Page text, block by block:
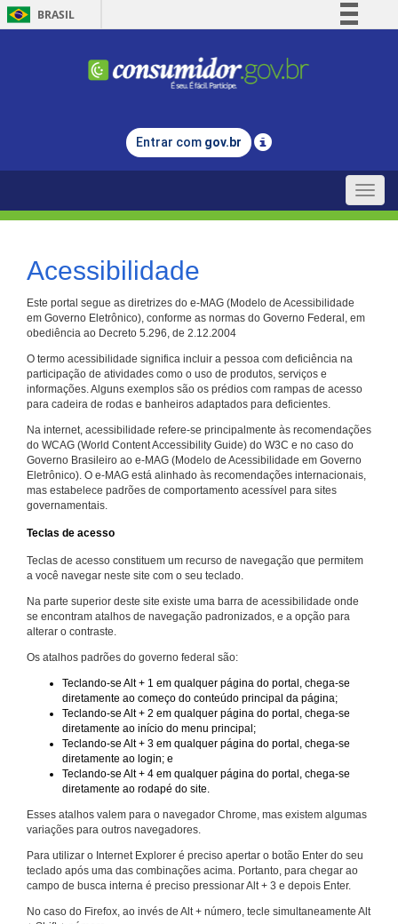
BRASIL
Comunica BR
Legislação
Entrar com gov.br
Toggle
Acessibilidade
Este portal segue as diretrizes do e-MAG (Modelo de Acessibilidade
em Governo Eletrônico), conforme as normas do Governo Federal, em
obediência ao Decreto 5.296, de 2.12.2004
O termo acessibilidade significa incluir a pessoa com deficiência na
participação de atividades como o uso de produtos, serviços e
informações. Alguns exemplos são os prédios com rampas de acesso
para cadeira de rodas e banheiros adaptados para deficientes.
Na internet, acessibilidade refere-se principalmente às recomendações
do WCAG (World Content Accessibility Guide) do W3C e no caso do
Governo Brasileiro ao e-MAG (Modelo de Acessibilidade em Governo
Eletrônico). O e-MAG está alinhado às recomendações internacionais,
mas estabelece padrões de comportamento acessível para sites
governamentais.
Teclas de acesso
Teclas de acesso constituem um recurso de navegação que permitem
a você navegar neste site com o seu teclado.
Na parte superior deste site existe uma barra de acessibilidade onde
se encontram atalhos de navegação padronizados, e a opção para
alterar o contraste.
Os atalhos padrões do governo federal são:
Teclando-se Alt + 1 em qualquer página do portal, chega-se
diretamente ao começo do conteúdo principal da página;
Teclando-se Alt + 2 em qualquer página do portal, chega-se
diretamente ao início do menu principal;
Teclando-se Alt + 3 em qualquer página do portal, chega-se
diretamente ao login; e
Teclando-se Alt + 4 em qualquer página do portal, chega-se
diretamente ao rodapé do site.
Esses atalhos valem para o navegador Chrome, mas existem algumas
variações para outros navegadores.
Para utilizar o Internet Explorer é preciso apertar o botão Enter do seu
teclado após uma das combinações acima. Portanto, para chegar ao
campo de busca interna é preciso pressionar Alt + 3 e depois Enter.
No caso do Firefox, ao invés de Alt + número, tecle simultaneamente Alt